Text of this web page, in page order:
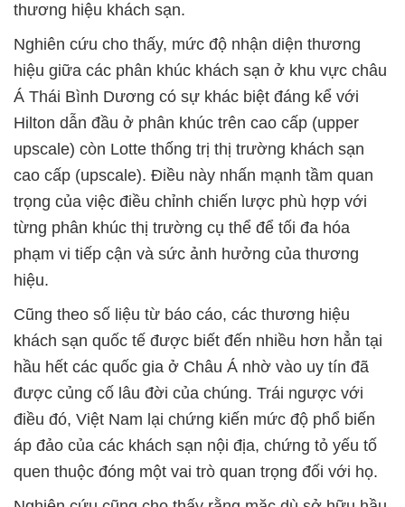
thương hiệu khách sạn.
Nghiên cứu cho thấy, mức độ nhận diện thương
hiệu giữa các phân khúc khách sạn ở khu vực châu
Á Thái Bình Dương có sự khác biệt đáng kể với
Hilton dẫn đầu ở phân khúc trên cao cấp (upper
upscale) còn Lotte thống trị thị trường khách sạn
cao cấp (upscale). Điều này nhấn mạnh tầm quan
trọng của việc điều chỉnh chiến lược phù hợp với
từng phân khúc thị trường cụ thể để tối đa hóa
phạm vi tiếp cận và sức ảnh hưởng của thương
hiệu.
Cũng theo số liệu từ báo cáo, các thương hiệu
khách sạn quốc tế được biết đến nhiều hơn hẳn tại
hầu hết các quốc gia ở Châu Á nhờ vào uy tín đã
được củng cố lâu đời của chúng. Trái ngược với
điều đó, Việt Nam lại chứng kiến mức độ phổ biến
áp đảo của các khách sạn nội địa, chứng tỏ yếu tố
quen thuộc đóng một vai trò quan trọng đối với họ.